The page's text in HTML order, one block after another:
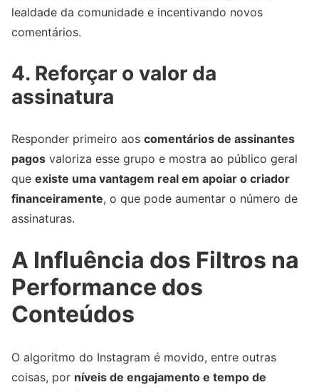
lealdade da comunidade e incentivando novos
comentários.
4. Reforçar o valor da
assinatura
Responder primeiro aos comentários de assinantes
pagos valoriza esse grupo e mostra ao público geral
que existe uma vantagem real em apoiar o criador
financeiramente, o que pode aumentar o número de
assinaturas.
A Influência dos Filtros na
Performance dos
Conteúdos
O algoritmo do Instagram é movido, entre outras
coisas, por níveis de engajamento e tempo de